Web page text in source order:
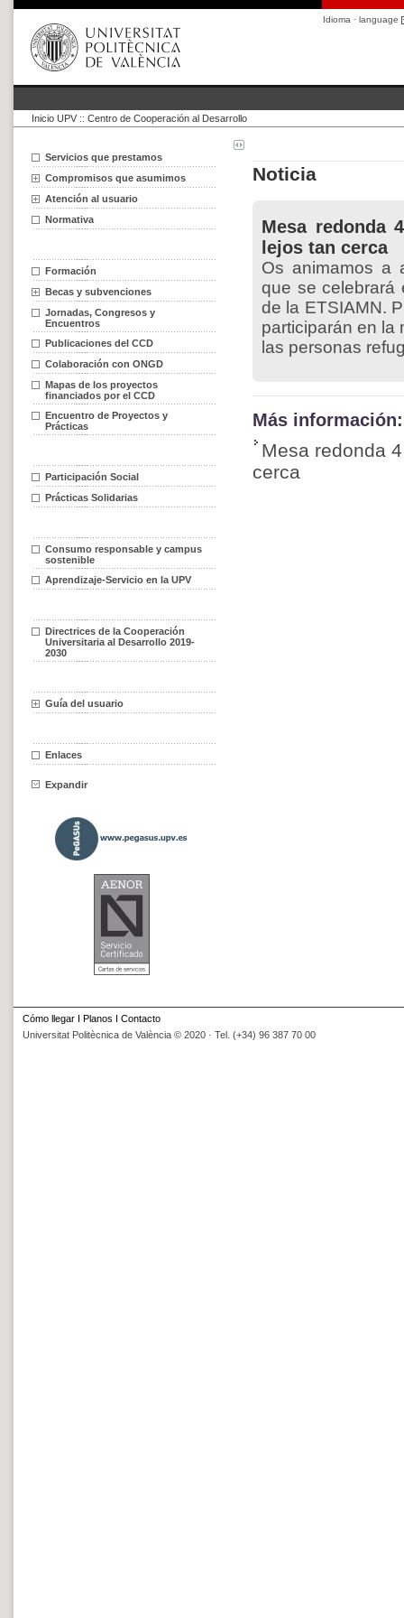
Idioma · language
Inicio UPV :: Centro de Cooperación al Desarrollo
Servicios que prestamos
Compromisos que asumimos
Atención al usuario
Normativa
Formación
Becas y subvenciones
Jornadas, Congresos y
Encuentros
Publicaciones del CCD
Colaboración con ONGD
Mapas de los proyectos
financiados por el CCD
Encuentro de Proyectos y
Prácticas
Participación Social
Prácticas Solidarias
Consumo responsable y campus
sostenible
Aprendizaje-Servicio en la UPV
Directrices de la Cooperación
Universitaria al Desarrollo 2019-
2030
Guía del usuario
Enlaces
Expandir
Noticia
Mesa redonda
lejos tan cerca
Os animamos a
que se celebrará
de la ETSIAMN.
participarán en la
las personas
Más información:
Mesa redonda
cerca
Cómo llegar I Planos I Contacto
Universitat Politècnica de València © 2020 · Tel. (+34) 96 387 70 00